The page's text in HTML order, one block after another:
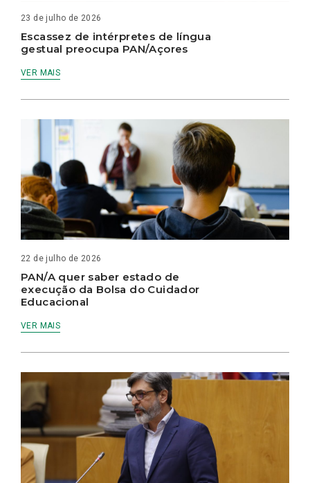
23 de julho de 2026
Escassez de intérpretes de língua
gestual preocupa PAN/Açores
VER MAIS
22 de julho de 2026
PAN/A quer saber estado de
execução da Bolsa do Cuidador
Educacional
VER MAIS